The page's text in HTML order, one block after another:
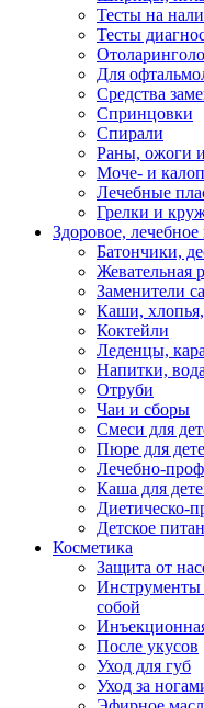
Тесты на
Тесты
Для
Средства
Спринцовки
Спирали
Раны, ожоги
Моче- и
Лечебные
Грелки и
Здоровое,
Батончики,
Жевательная
Заменители
Каши,
Коктейли
Леденцы,
Напитки, вода
Отруби
Чаи и сборы
Смеси для
Пюре для
Лечебно-
Каша для
Диетическо-
Детское
Косметика
Защита от
Инструменты
собой
После укусов
Уход для губ
Уход за